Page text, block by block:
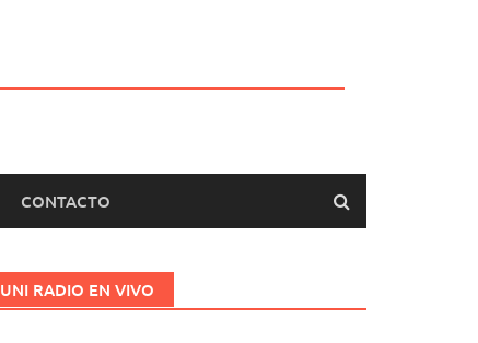
CONTACTO
UNI RADIO EN VIVO